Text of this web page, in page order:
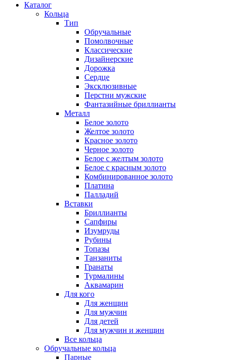
Каталог
Кольца
Тип
Обручальные
Помолвочные
Классические
Дизайнерские
Дорожка
Сердце
Эксклюзивные
Перстни мужские
Фантазийные бриллианты
Металл
Белое золото
Желтое золото
Красное золото
Черное золото
Белое с желтым золото
Белое с красным золото
Комбинированное золото
Платина
Палладий
Вставки
Бриллианты
Сапфиры
Изумруды
Рубины
Топазы
Танзаниты
Гранаты
Турмалины
Аквамарин
Для кого
Для женщин
Для мужчин
Для детей
Для мужчин и женщин
Все кольца
Обручальные кольца
Парные